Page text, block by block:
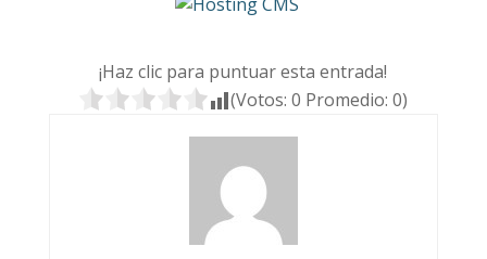
¡Haz clic para puntuar esta entrada!
(Votos:0 Promedio:0)